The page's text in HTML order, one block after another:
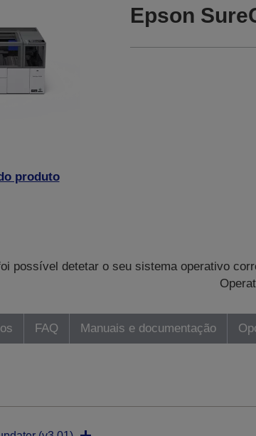
produto
Epson
possível detetar o seu sistema operativo
FAQ Manuais e documentação